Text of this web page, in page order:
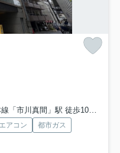
「市川真間」駅 徒歩10分
エアコン
都市ガス